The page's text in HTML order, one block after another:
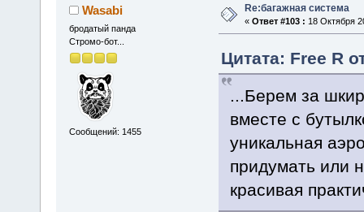
Wasabi
бродатый панда
Стромо-бот...
Сообщений: 1455
Re:багажная система
« Ответ #103 : 18 Октября
Цитата: Free R
...Берем за
вместе с
уникальная
придумать или
красивая